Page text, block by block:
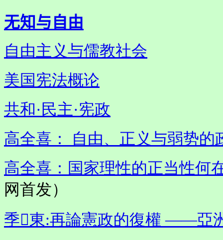
无知与自由
自由主义与儒教社会
美国宪法概论
共和·民主·宪政
高全喜： 自由、正义与弱势的
高全喜：国家理性的正当性何
网首发）
季東:再論憲政的復權 ——亞